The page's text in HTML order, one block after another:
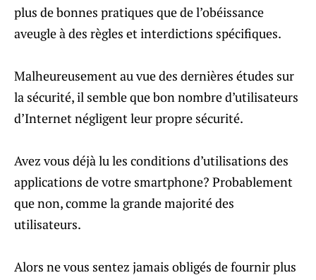
plus de bonnes pratiques que de l’obéissance
aveugle à des règles et interdictions spécifiques.
Malheureusement au vue des dernières études sur
la sécurité, il semble que bon nombre d’utilisateurs
d’Internet négligent leur propre sécurité.
Avez vous déjà lu les conditions d’utilisations des
applications de votre smartphone? Probablement
que non, comme la grande majorité des
utilisateurs.
Alors ne vous sentez jamais obligés de fournir plus